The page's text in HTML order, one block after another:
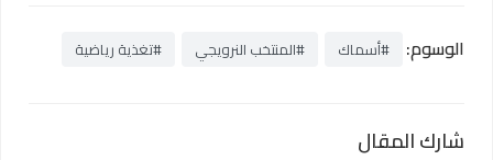
الوسوم: #أسماك #المنتخب النرويجي #تغذية رياضية
شارك المقال